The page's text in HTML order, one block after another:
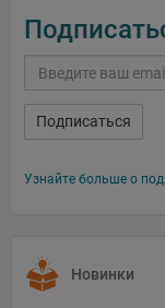
Подписаться
Узнайте больше о
Новинки